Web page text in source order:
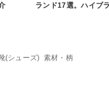
ランド17選。ハイブ
(シューズ) 素材・柄